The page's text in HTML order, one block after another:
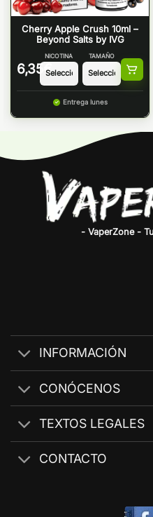
Cherry Apple Crush 10ml –
Beyond Salts by IVG
6,35 €
NICOTINA TAMAÑO
Entrega lunes
- VaperZone -
INFORMACIÓN
CONÓCENOS
TEXTOS LEGALES
CONTACTO